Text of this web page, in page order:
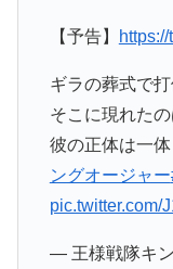
【予告】
ギラの葬式で
そこに現れた
彼の正体は一
ングオージャー
pic.twitter.com/
— 王様戦隊キン